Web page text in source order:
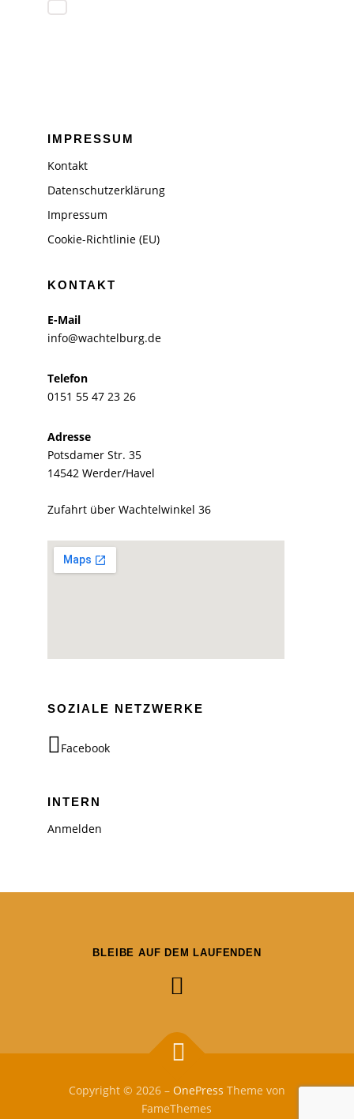
IMPRESSUM
Kontakt
Datenschutzerklärung
Impressum
Cookie-Richtlinie (EU)
KONTAKT
E-Mail
info@wachtelburg.de
Telefon
0151 55 47 23 26
Adresse
Potsdamer Str. 35
14542 Werder/Havel
Zufahrt über Wachtelwinkel 36
SOZIALE NETZWERKE
Facebook
INTERN
Anmelden
BLEIBE AUF DEM LAUFENDEN
Copyright © 2026 – OnePress Theme von
FameThemes